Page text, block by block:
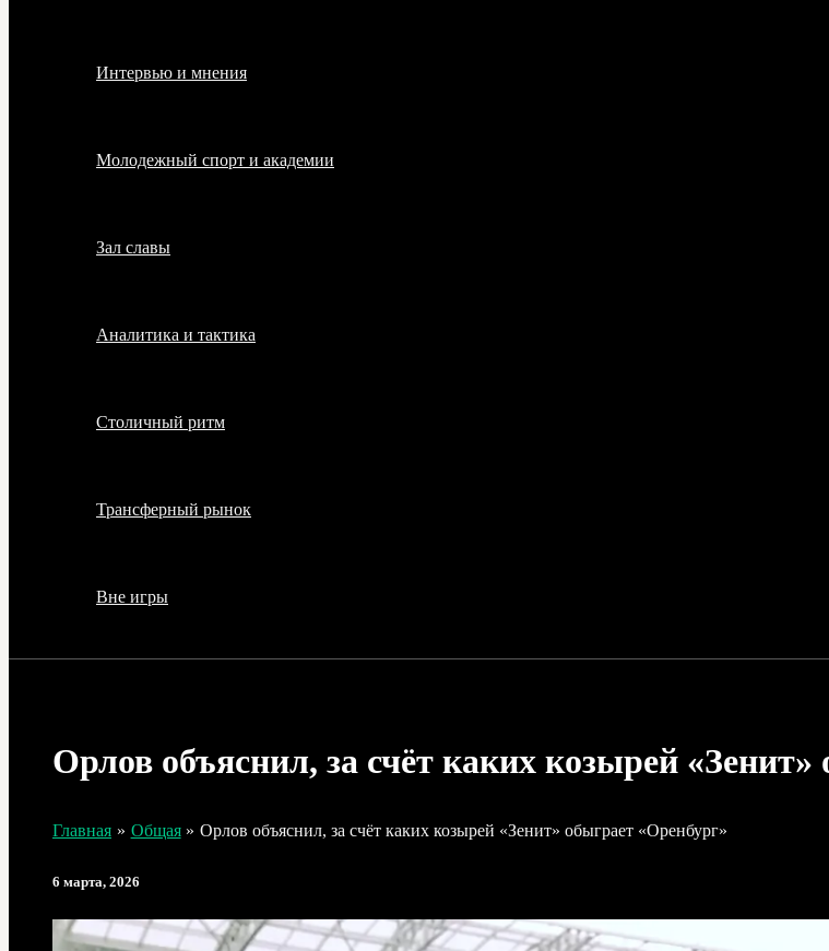
Интервью и мнения
Молодежный спорт и академии
Зал славы
Аналитика и тактика
Столичный ритм
Трансферный рынок
Вне игры
Орлов объяснил, за счёт каких козырей
Главная Общая Орлов объяснил, за счёт каких козырей «Зенит» обыграет «Оренбург»
6 марта, 2026